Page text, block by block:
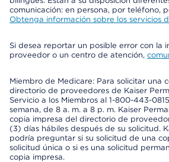
comunicación: en persona, por teléfono,
Obtenga información sobre los servicios
Si desea reportar un posible error con la
proveedor o un centro de atención,
Miembro de Medicare: Para solicitar una
directorio de proveedores de Kaiser
Servicio a los Miembros al 1-800-443-
semana, de 8 a. m. a 8 p. m. Kaiser
copia impresa del directorio de
(3) días hábiles después de su solicitud.
podría preguntar si su solicitud de una
solicitud única o si es una solicitud
copia impresa.